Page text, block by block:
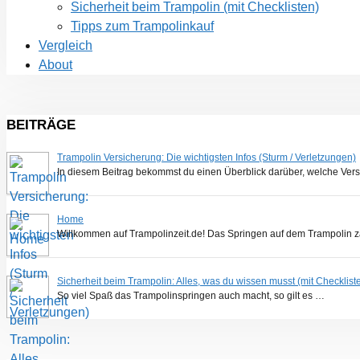
Sicherheit beim Trampolin (mit Checklisten)
Tipps zum Trampolinkauf
Vergleich
About
BEITRÄGE
Trampolin Versicherung: Die wichtigsten Infos (Sturm / Verletzungen)
In diesem Beitrag bekommst du einen Überblick darüber, welche
Home
Willkommen auf Trampolinzeit.de! Das Springen auf dem Trampolin
Sicherheit beim Trampolin: Alles, was du wissen musst (mit
So viel Spaß das Trampolinspringen auch macht, so gilt es …